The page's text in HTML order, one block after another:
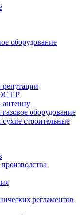
оборудование
репутации
Р
антенну
оборудование
сухие строительные
регламентов